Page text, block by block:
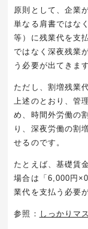
原則として、企業
単なる肩書ではな
等）に残業代を支
ではなく深夜残業
う必要が出てきます
ただし、割増残業
上述のとおり、管
め、時間外労働の
り、深夜労働の割
せるのです。
たとえば、基礎賃
場合は「 6,000 円
業代を支払う必要
参照： しっかりマ